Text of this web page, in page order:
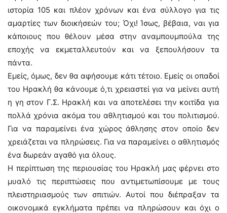
ιστορία 105 και πλέον χρόνων και ένα σύλλογο για τις
αμαρτίες των διοικήσεών του; Όχι! Ίσως, βέβαια, ναι για
κάποιους που θέλουν μέσα στην αναμπουμπούλα της
εποχής να εκμεταλλευτούν και να ξεπουλήσουν τα
πάντα.
Εμείς, όμως, δεν θα αφήσουμε κάτι τέτοιο. Εμείς οι οπαδοί
του Ηρακλή θα κάνουμε ό,τι χρειαστεί για να μείνει αυτή
η γη στον Γ.Σ. Ηρακλή και να αποτελέσει την κοιτίδα για
πολλά χρόνια ακόμα του αθλητισμού και του πολιτισμού.
Για να παραμείνει ένα χώρος άθλησης στον οποίο δεν
χρειάζεται να πληρώσεις. Για να παραμείνει ο αθλητισμός
ένα δωρεάν αγαθό για όλους.
Η περίπτωση της περιουσίας του Ηρακλή μας φέρνει στο
μυαλό τις περιπτώσεις που αντιμετωπίσουμε με τους
πλειστηριασμούς των σπιτιών. Αυτοί που διέπραξαν τα
οικονομικά εγκλήματα πρέπει να πληρώσουν και όχι ο